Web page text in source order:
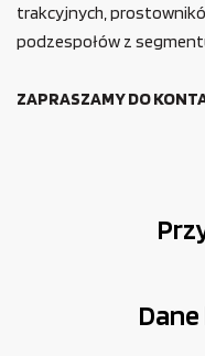
trakcyjnych,
podzespołów z
ZAPRASZAMY DO